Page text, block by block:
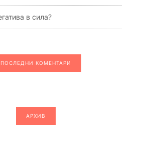
в сила?
ПОСЛЕДНИ КОМЕНТАРИ
АРХИВ